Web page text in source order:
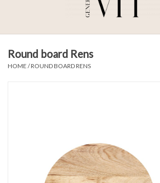
HEREN
Round board Rens
HOME /ROUND BOARD RENS